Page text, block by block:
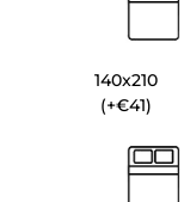
140x210
(+€41)